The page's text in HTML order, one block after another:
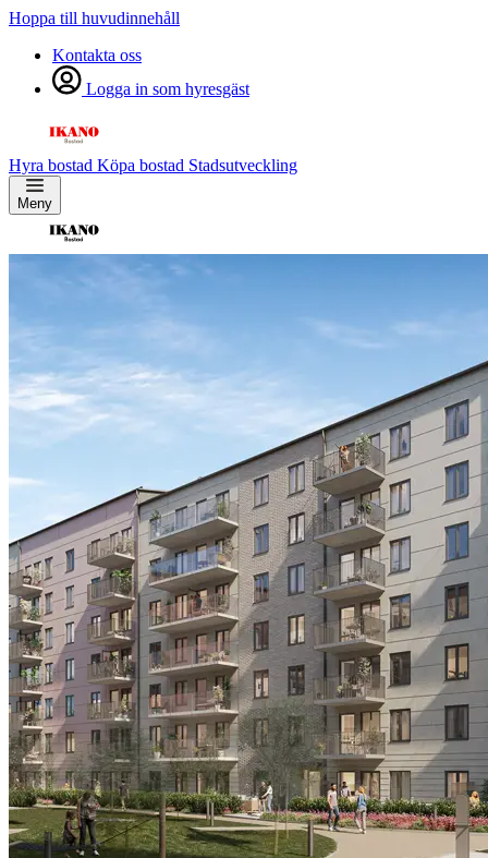
Hoppa till huvudinnehåll
Kontakta oss
Logga in som hyresgäst
Hyra bostad Köpa bostad Stadsutveckling
Meny